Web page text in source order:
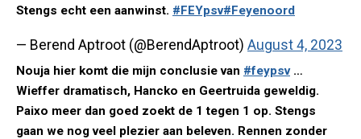
Stengs echt een aanwinst. #FEYpsv#Feyenoord
— Berend Aptroot (@BerendAptroot) August 4, 2023
Nouja hier komt die mijn conclusie van #feypsv…
Wieffer dramatisch, Hancko en Geertruida geweldig.
Paixo meer dan goed zoekt de 1 tegen 1 op. Stengs
gaan we nog veel plezier aan beleven. Rennen zonder